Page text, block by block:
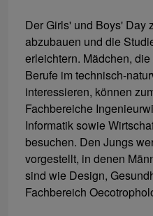
Der Girls' und Boys' Day
abzubauen und die
erleichtern. Mädchen,
Berufe im technisch-
interessieren, können
Fachbereiche
Informatik sowie
besuchen. Den Jungs
vorgestellt, in denen
sind wie Design,
Fachbereich